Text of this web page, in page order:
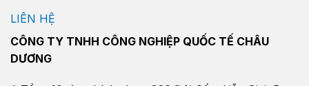
LIÊN HỆ
CÔNG TY TNHH CÔNG NGHIỆP QUỐC TẾ CHÂU
DƯƠNG